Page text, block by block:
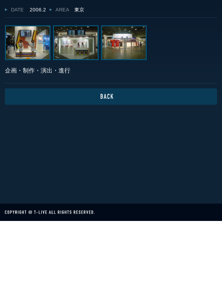
DATE 2006.2 AREA 東京
企画・制作・演出・進行